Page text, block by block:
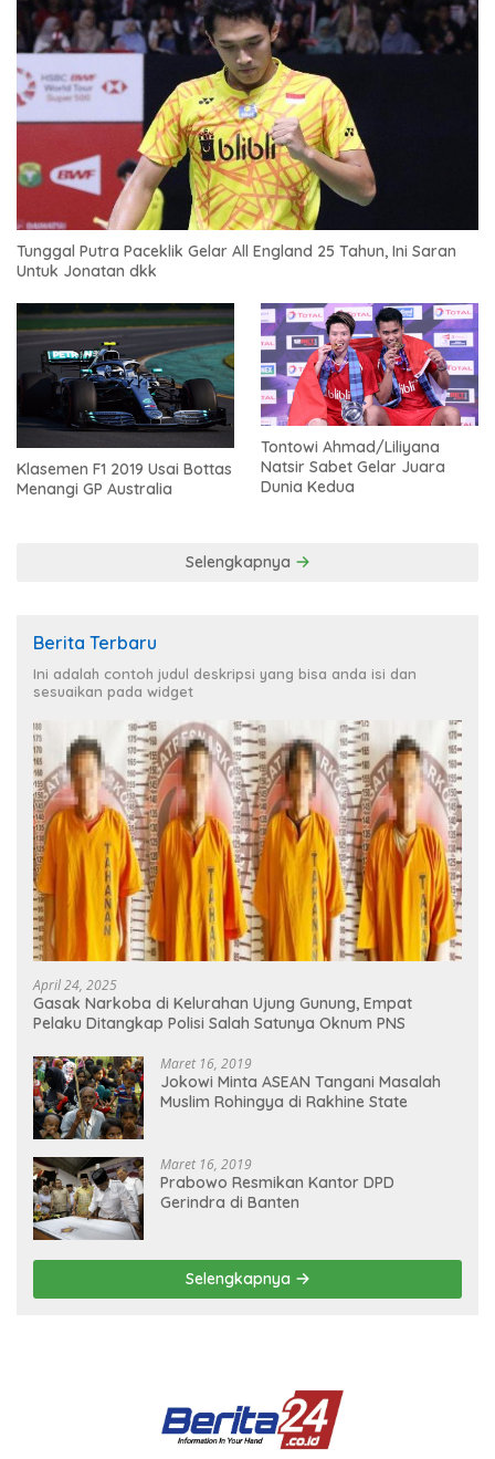
Tunggal Putra Paceklik Gelar All England 25 Tahun, Ini Saran
Untuk Jonatan dkk
Klasemen F1 2019 Usai Bottas
Menangi GP Australia
Tontowi Ahmad/Liliyana
Natsir Sabet Gelar Juara
Dunia Kedua
Selengkapnya
Berita Terbaru
Ini adalah contoh judul deskripsi yang bisa anda isi dan
sesuaikan pada widget
April 24, 2025
Gasak Narkoba di Kelurahan Ujung Gunung, Empat
Pelaku Ditangkap Polisi Salah Satunya Oknum PNS
Maret 16, 2019
Jokowi Minta ASEAN Tangani Masalah
Muslim Rohingya di Rakhine State
Maret 16, 2019
Prabowo Resmikan Kantor DPD
Gerindra di Banten
Selengkapnya